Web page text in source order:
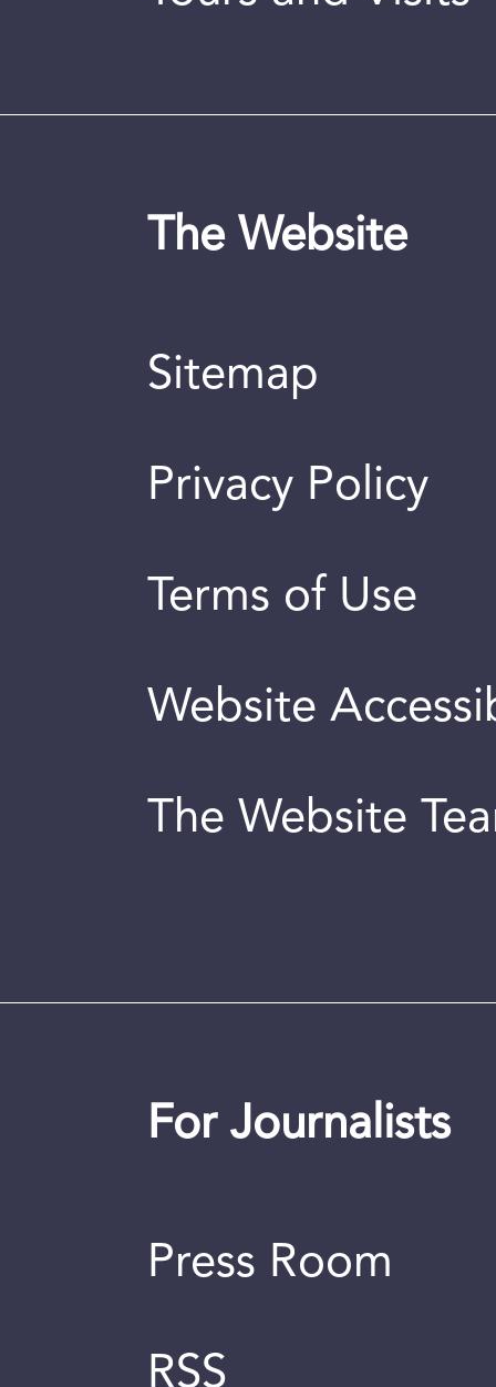
The Website
Sitemap
Privacy Policy
Terms of Use
Website
The Website
For Journalists
Press Room
RSS